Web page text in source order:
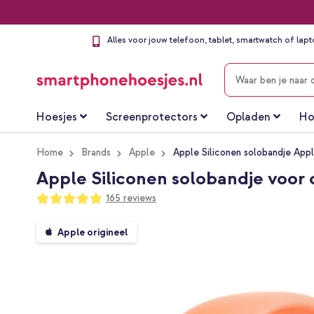
Alles voor jouw telefoon, tablet, smartwatch of
ZOEKEN
Hoesjes Screenprotectors Opladen
Home Brands Apple Apple Siliconen solobandje
Apple Siliconen solobandje voor
Waardering:
98
100
165 reviews
Ga
naar
Apple origineel